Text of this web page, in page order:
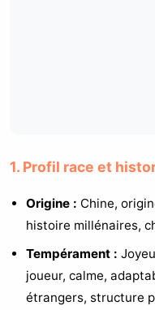
1. Profil race et
Origine : Chine,
histoire millénaires,
Tempérament :
joueur, calme,
étrangers, structure